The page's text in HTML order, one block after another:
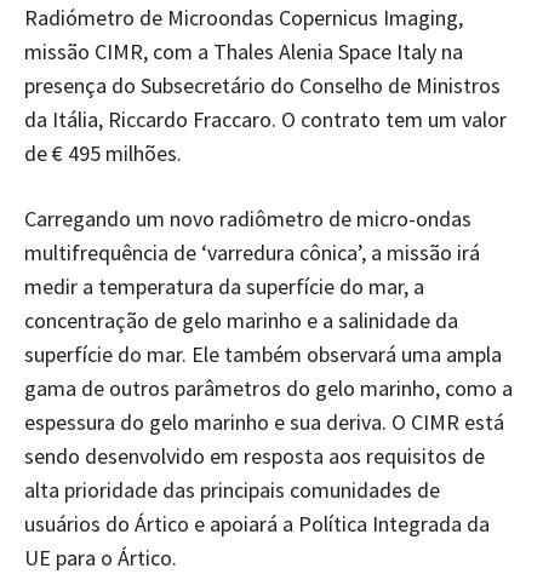
Radiómetro de Microondas Copernicus Imaging,
missão CIMR, com a Thales Alenia Space Italy na
presença do Subsecretário do Conselho de Ministros
da Itália, Riccardo Fraccaro. O contrato tem um valor
de € 495 milhões.
Carregando um novo radiômetro de micro-ondas
multifrequência de ‘varredura cônica’, a missão irá
medir a temperatura da superfície do mar, a
concentração de gelo marinho e a salinidade da
superfície do mar. Ele também observará uma ampla
gama de outros parâmetros do gelo marinho, como a
espessura do gelo marinho e sua deriva. O CIMR está
sendo desenvolvido em resposta aos requisitos de
alta prioridade das principais comunidades de
usuários do Ártico e apoiará a Política Integrada da
UE para o Ártico.